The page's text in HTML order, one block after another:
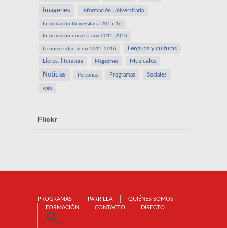
Imagenes Información Universitaria
Información Universitaria 2015-16
Información universitaria 2015-2016
La universidad al día 2015-2016 Lenguas y culturas
Libros, literatura Magazines Musicales
Noticias Personas Programas Sociales
web
Flickr
PROGRAMAS PARRILLA
QUIÉNES SOMOS
FORMACIÓN
CONTACTO DIRECTO